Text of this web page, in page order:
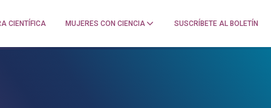
CIENTÍFICA MUJERES CON CIENCIA SUSCRÍBETE AL BOLETÍN